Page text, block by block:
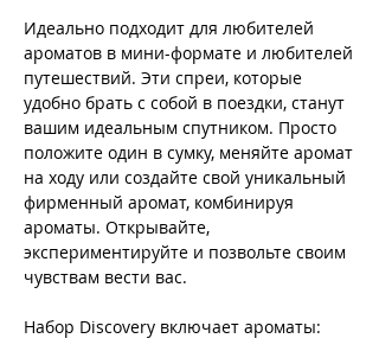
Идеально подходит для любителей
ароматов в мини-формате и любителей
путешествий. Эти спреи, которые
удобно брать с собой в поездки, станут
вашим идеальным спутником. Просто
положите один в сумку, меняйте аромат
на ходу или создайте свой уникальный
фирменный аромат, комбинируя
ароматы. Открывайте,
экспериментируйте и позвольте своим
чувствам вести вас.
Набор Discovery включает ароматы: